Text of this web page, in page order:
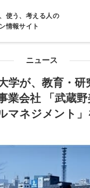
使う、考える人の
情報サイト
ニュース
学が、教育・研
業会社 「武蔵野
マネジメント」